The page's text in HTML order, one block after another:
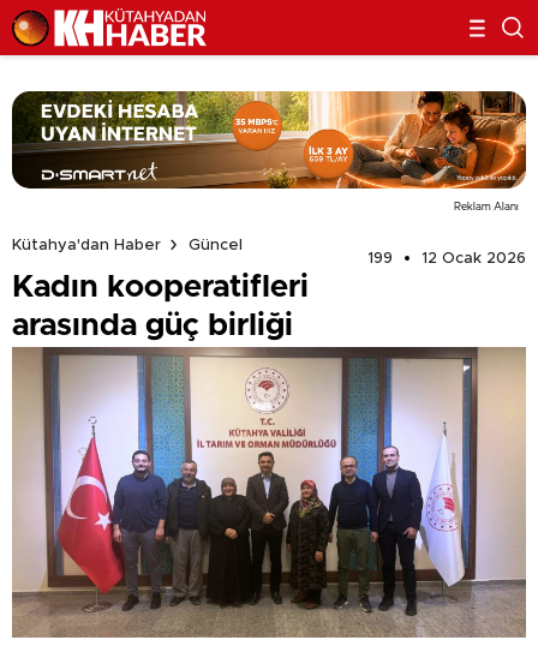
Reklam Alanı
Kütahya'dan Haber
Güncel
199
12 Ocak 2026
Kadın kooperatifleri
arasında güç birliği